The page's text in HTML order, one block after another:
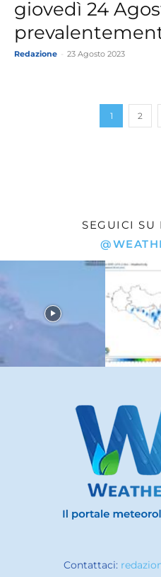
giovedì 24
Redazione 23 Agosto 2023
1 2
SEGUICI SU
Contattaci: